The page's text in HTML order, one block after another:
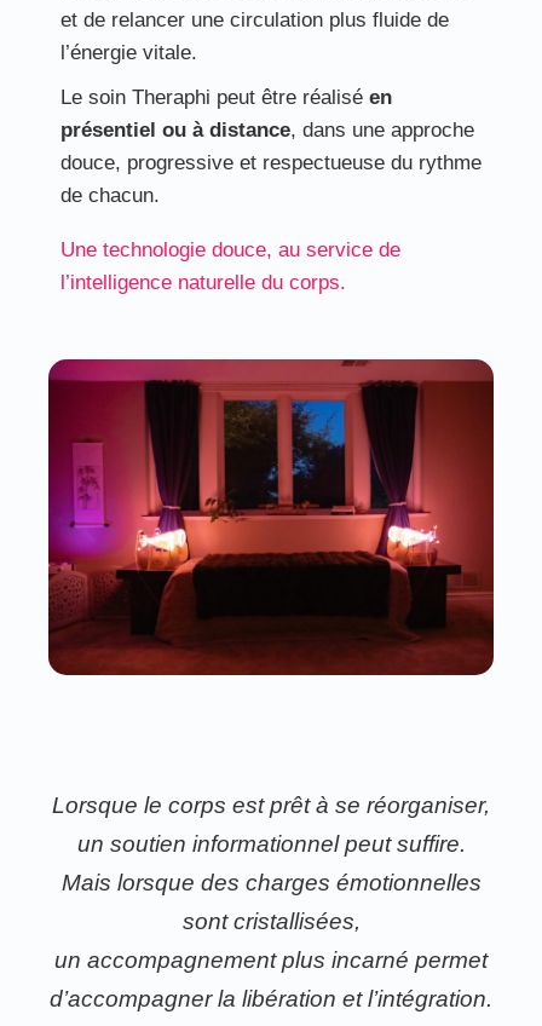
et de relancer une circulation plus fluide de
l’énergie vitale.
Le soin Theraphi peut être réalisé en
présentiel ou à distance, dans une approche
douce, progressive et respectueuse du rythme
de chacun.
Une technologie douce, au service de
l’intelligence naturelle du corps.
Lorsque le corps est prêt à se réorganiser,
un soutien informationnel peut suffire.
Mais lorsque des charges émotionnelles
sont cristallisées,
un accompagnement plus incarné permet
d’accompagner la libération et l’intégration.